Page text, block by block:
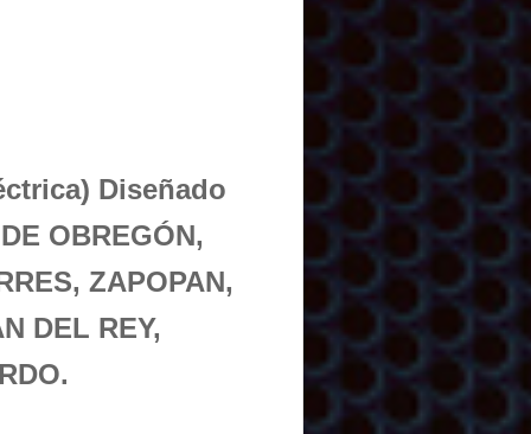
Diseñado
OBREGÓN,
ZAPOPAN,
DEL REY,